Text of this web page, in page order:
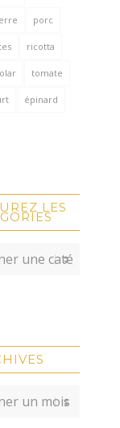
porc
ricotta
tomate
épinard
LES